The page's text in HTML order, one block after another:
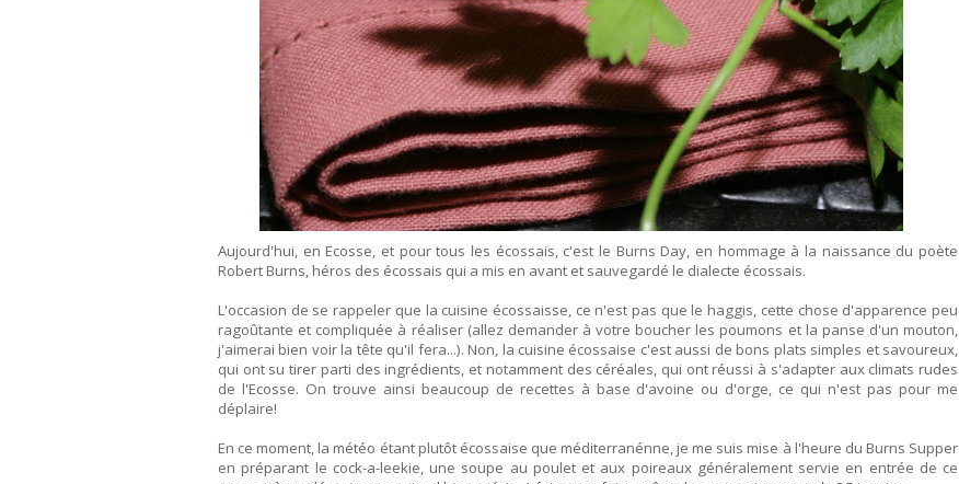
Aujourd'hui, en Ecosse, et pour tous les écossais, c'est le Burns Day, en hommage à la naissance du poète
Robert Burns, héros des écossais qui a mis en avant et sauvegardé le dialecte écossais.
L'occasion de se rappeler que la cuisine écossaisse, ce n'est pas que le haggis, cette chose d'apparence peu
ragoûtante et compliquée à réaliser (allez demander à votre boucher les poumons et la panse d'un mouton,
j'aimerai bien voir la tête qu'il fera...). Non, la cuisine écossaise c'est aussi de bons plats simples et savoureux,
qui ont su tirer parti des ingrédients, et notamment des céréales, qui ont réussi à s'adapter aux climats rudes
de l'Ecosse. On trouve ainsi beaucoup de recettes à base d'avoine ou d'orge, ce qui n'est pas pour me
déplaire!
En ce moment, la météo étant plutôt écossaise que méditerranénne, je me suis mise à l'heure du Burns Supper
en préparant le cock-a-leekie, une soupe au poulet et aux poireaux généralement servie en entrée de ce